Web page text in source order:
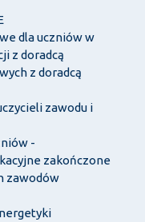
dla uczniów w
z doradcą
z doradcą
zawodu i
-
zakończone
zawodów